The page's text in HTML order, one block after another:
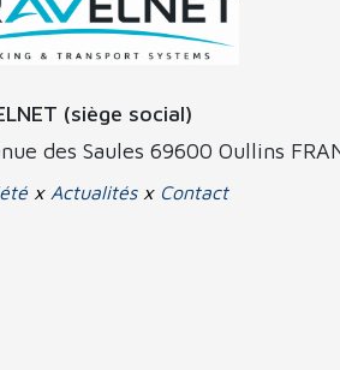
(siège social)
des Saules 69600 Oullins
x Actualitésx Contact